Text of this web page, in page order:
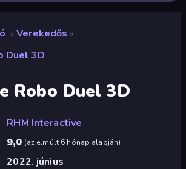
» Verekedős »
Duel 3D
Robo Duel 3D
RHM Interactive
9,0 (az elmúlt 6 hónap alapján)
2022. június